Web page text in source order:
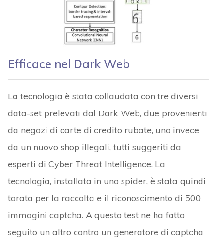
Efficace nel Dark Web
La tecnologia è stata collaudata con tre diversi
data-set prelevati dal Dark Web, due provenienti
da negozi di carte di credito rubate, uno invece
da un nuovo shop illegali, tutti suggeriti da
esperti di Cyber Threat Intelligence. La
tecnologia, installata in uno spider, è stata quindi
tarata per la raccolta e il riconoscimento di 500
immagini captcha. A questo test ne ha fatto
seguito un altro contro un generatore di captcha